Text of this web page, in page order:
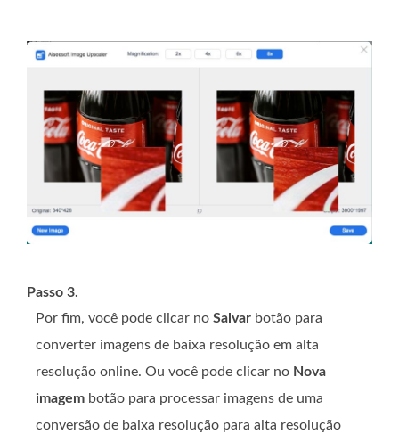
Passo 3.
Por fim, você pode clicar no Salvar botão para
converter imagens de baixa resolução em alta
resolução online. Ou você pode clicar no Nova
imagem botão para processar imagens de uma
conversão de baixa resolução para alta resolução